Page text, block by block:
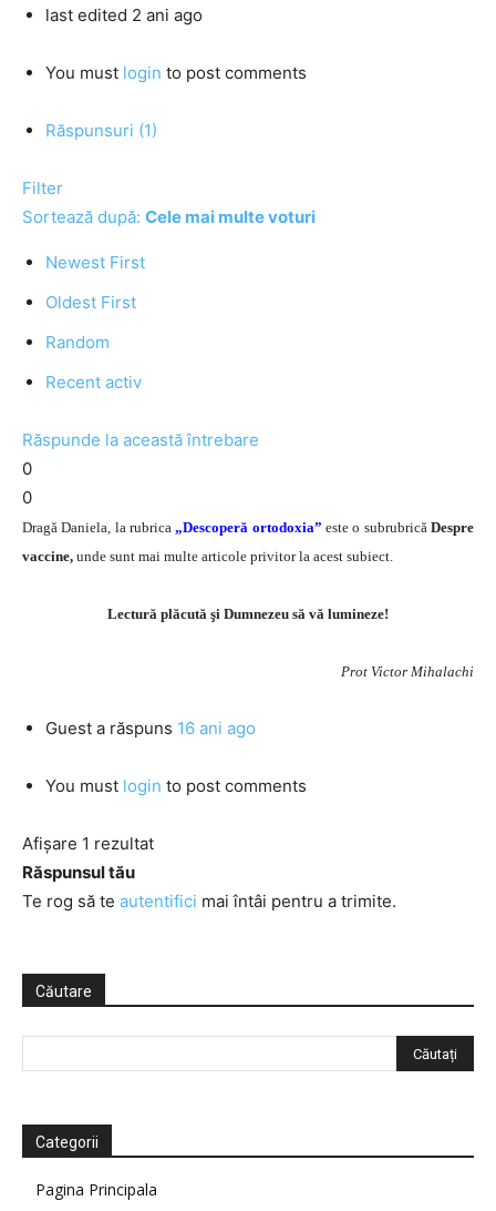
last edited 2 ani ago
You must login to post comments
Răspunsuri (1)
Filter
Sortează după: Cele mai multe voturi
Newest First
Oldest First
Random
Recent activ
Răspunde la această întrebare
0
0
Dragă Daniela, la rubrica„Descoperă ortodoxia” este o subrubricăDespre
vaccine, unde sunt mai multe articole privitor la acest subiect.
Lectură plăcută şi Dumnezeu să vă lumineze!
Prot Victor Mihalachi
Guest a răspuns 16 ani ago
You must login to post comments
Afișare 1 rezultat
Răspunsul tău
Te rog să te autentifici mai întâi pentru a trimite.
Căutare
Categorii
Pagina Principala